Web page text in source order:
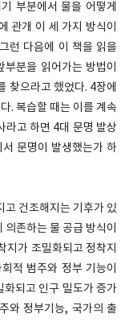
부분에서 물을 어떻게
관개 이 세 가지 방식이
런 다음에 이 책을 읽을
분을 읽어가는 방법이
찾으라고 했었다. 4장에
. 복습할 때는 이를 계속
라고 하면 4대 문명 발상
문명이 발생했는가 하
고 건조해지는 기후가 있
존하는 물 공급 방식이
지가 조밀화되고 정착지
적 범주와 정부 기능이
되고 인구 밀도가 증가
와 정부기능, 국가의 출